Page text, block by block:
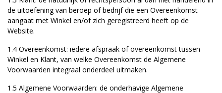
de uitoefening van beroep of bedrijf die een Overeenkomst
aangaat met Winkel en/of zich geregistreerd heeft op de
Website.
1.4 Overeenkomst: iedere afspraak of overeenkomst tussen
Winkel en Klant, van welke Overeenkomst de Algemene
Voorwaarden integraal onderdeel uitmaken.
1.5 Algemene Voorwaarden: de onderhavige Algemene